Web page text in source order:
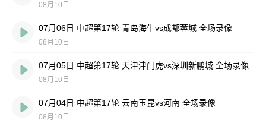
08月10日
07月06日 中超第17轮 青岛海牛vs成都蓉城 全场录像
08月10日
07月05日 中超第17轮 天津津门虎vs深圳新鹏城 全场录像
08月10日
07月04日 中超第17轮 云南玉昆vs河南 全场录像
08月10日